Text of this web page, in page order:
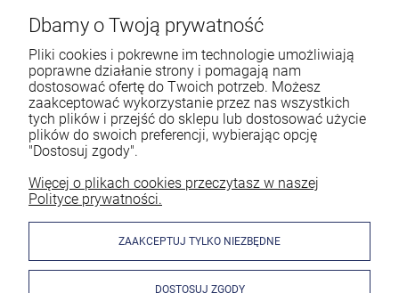
Dbamy o Twoją prywatność
Pliki cookies i pokrewne im technologie umożliwiają
poprawne działanie strony i pomagają nam
dostosować ofertę do Twoich potrzeb. Możesz
zaakceptować wykorzystanie przez nas wszystkich
tych plików i przejść do sklepu lub dostosować użycie
plików do swoich preferencji, wybierając opcję
"Dostosuj zgody".
Więcej o plikach cookies przeczytasz w naszej
Polityce prywatności.
ZAAKCEPTUJ TYLKO NIEZBĘDNE
DOSTOSUJ ZGODY